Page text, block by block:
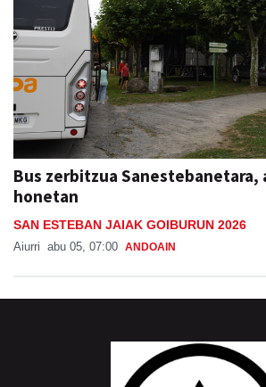
Bus zerbitzua Sanestebanetara,
honetan
SAN ESTEBAN JAIAK GOIBURUN 2026
Aiurri abu 05, 07:00 ANDOAIN